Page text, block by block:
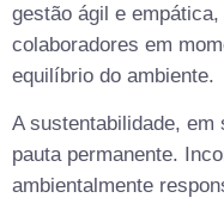
gestão ágil e
colaboradores em
equilíbrio do ambiente.
A sustentabilidade,
pauta permanente.
ambientalmente